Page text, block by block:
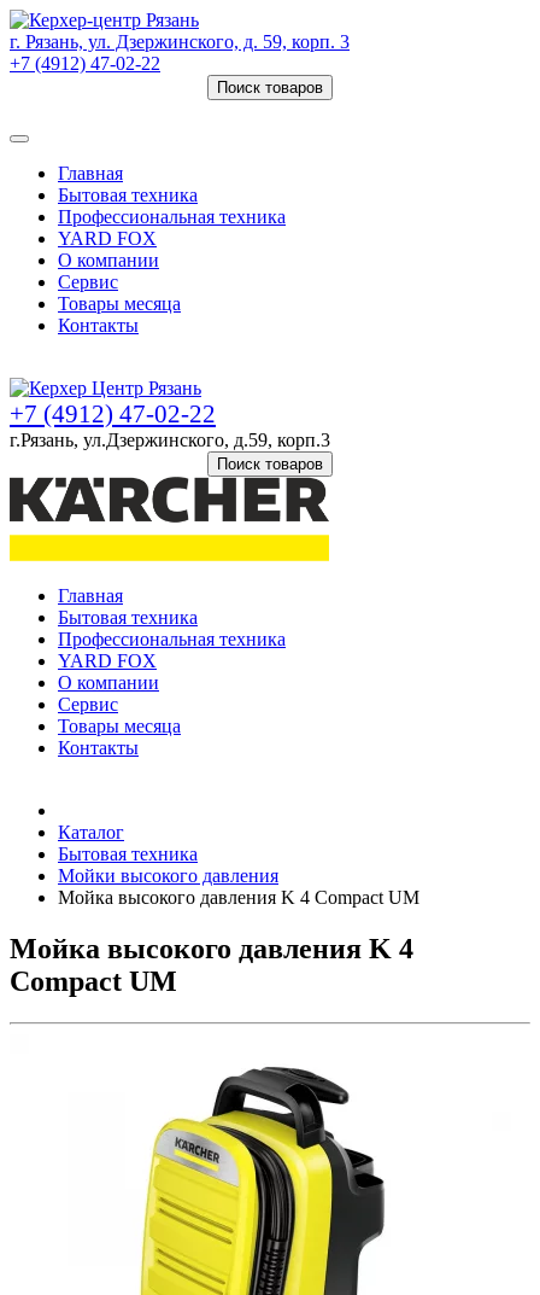
г. Рязань, ул. Дзержинского, д. 59, корп. 3
+7 (4912) 47-02-22
Поиск товаров
Главная
Бытовая техника
Профессиональная техника
YARD FOX
О компании
Сервис
Товары месяца
Контакты
+7 (4912) 47-02-22
г.Рязань, ул.Дзержинского, д.59, корп.3
Поиск товаров
Главная
Бытовая техника
Профессиональная техника
YARD FOX
О компании
Сервис
Товары месяца
Контакты
Каталог
Бытовая техника
Мойки высокого давления
Мойка высокого давления K 4 Compact UM
Мойка высокого давления K 4
Compact UM